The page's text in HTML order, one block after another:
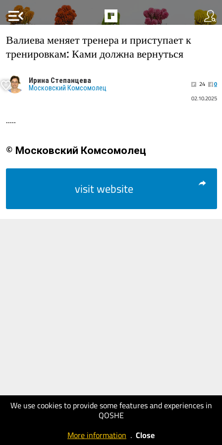
menu_open
We use cookies to provide some features and experiences in
QOSHE
More information . Close
Валиева меняет тренера и приступает к
тренировкам: Ками должна вернуться
Ирина Степанцева
Московский Комсомолец 24
0
02.10.2025
.....
© Московский Комсомолец
visit website